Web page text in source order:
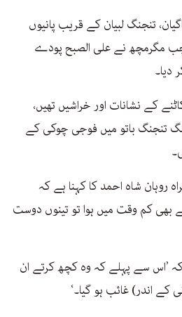
تنجنگ لبیان کے قریب پانیوں
مگرمچھ نے علی الصبح پودے
دیا۔
کے نشانات اور خراشیں تھیں،
تنجنگ باتو میں فوجی چوکی کے
روہان شاہ احمد کا کہنا ہے کہ
بھی کم وقت میں ہوا تو تینوں دوست
کہ ’اس سے پہلے کہ وہ کچھ کرتے ان
کے اندر) غائب ہو گیا۔‘